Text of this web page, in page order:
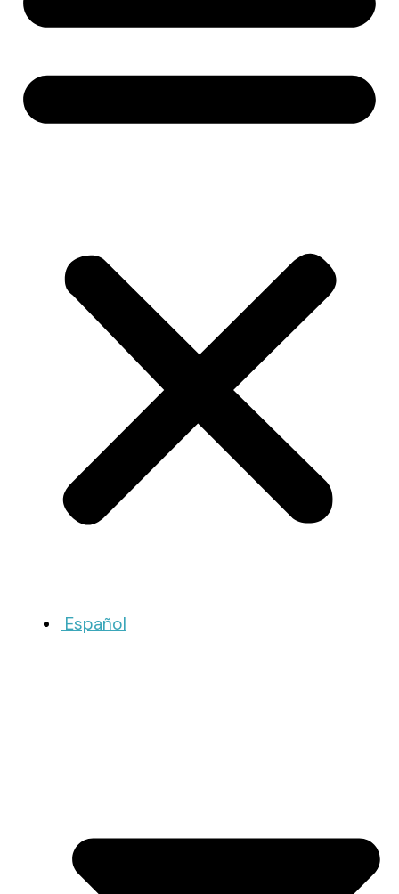
Español